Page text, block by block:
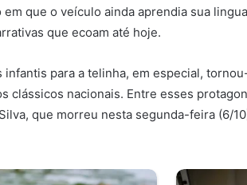
em que o veículo ainda aprendia sua
que ecoam até hoje.
infantis para a telinha, em especial,
clássicos nacionais. Entre esses
que morreu nesta segunda-feira (6/